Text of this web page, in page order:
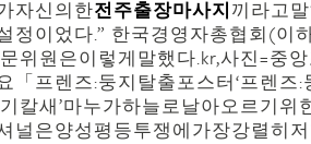
자신의한전주출장마사지끼라고
정이었다.” 한국경영자총협회(이
위원은이렇게말했다.kr,사진=중
「프렌즈:둥지탈출포스터‘프렌즈
칼새’마누가하늘로날아오르기
널은양성평등투쟁에가장강렬히